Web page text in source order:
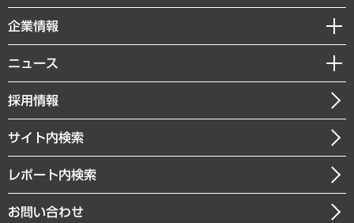
共生・ダイバーシティ
GRC（ガバナンス・リスク・コンプライアンス）・防災（政策）
経済・産業・雇用・労働
まちづくり・観光・交通・スポーツ・スマートシティ
自然資源・農林水産業・食料システム
レポート
コラム
経営用語集
受託・受注実績（官公庁関連）
メディア掲載・出演
セミナー・イベント情報
MUFGビジネスセミナー
受託案件情報
企業情報
私たちの想い
社長メッセージ
会社概要
沿革
組織図・本部部室紹介
インドネシア現地法人
ニュース
ニュースリリース
お知らせ
採用情報
サイト内検索
レポート内検索
お問い合わせ